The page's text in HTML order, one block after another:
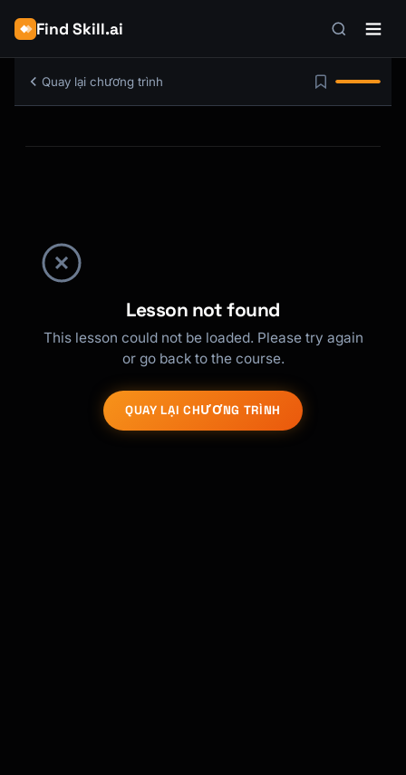
Find Skill.ai
Quay lại chương trình
Lesson not found
This lesson could not be loaded. Please try again
or go back to the course.
QUAY LẠI CHƯƠNG TRÌNH